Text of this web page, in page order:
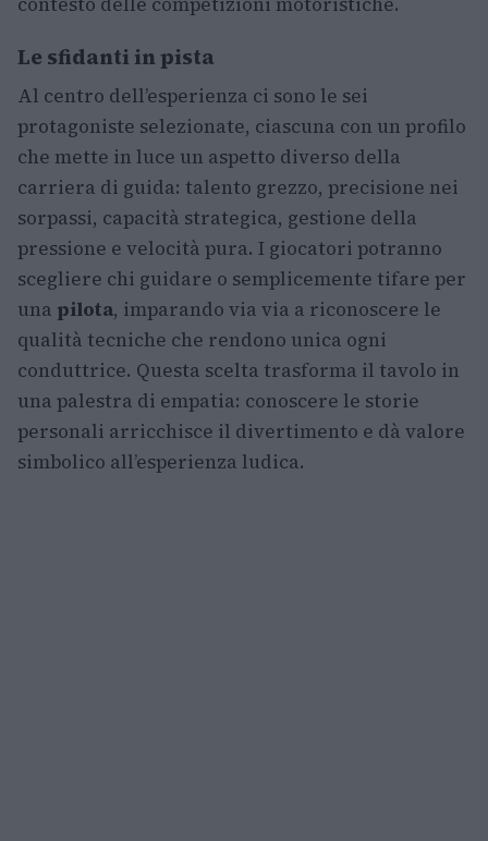
Le sfidanti in pista
Al centro dell’esperienza ci sono le sei
protagoniste selezionate, ciascuna con un profilo
che mette in luce un aspetto diverso della
carriera di guida: talento grezzo, precisione nei
sorpassi, capacità strategica, gestione della
pressione e velocità pura. I giocatori potranno
scegliere chi guidare o semplicemente tifare per
una pilota, imparando via via a riconoscere le
qualità tecniche che rendono unica ogni
conduttrice. Questa scelta trasforma il tavolo in
una palestra di empatia: conoscere le storie
personali arricchisce il divertimento e dà valore
simbolico all’esperienza ludica.